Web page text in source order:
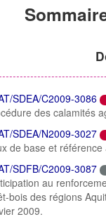
SDEA/C2009-3086
des calamités
SDEA/N2009-3027
de base et
SDFB/C2009-3087
au
bois des régions
2009.